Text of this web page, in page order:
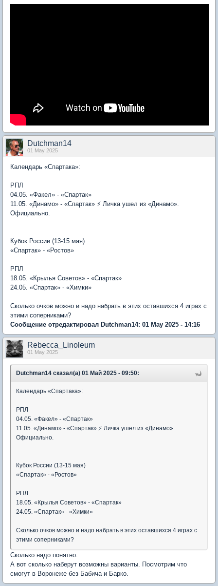
Dutchman14
01 May 2025
Календарь «Спартака»:
РПЛ
04.05. «Факел» - «Спартак»
11.05. «Динамо» - «Спартак» ⚡️ Личка ушел из «Динамо».
Официально.
Кубок России (13-15 мая)
«Спартак» - «Ростов»
РПЛ
18.05. «Крылья Советов» - «Спартак»
24.05. «Спартак» - «Химки»
Сколько очков можно и надо набрать в этих оставшихся 4 играх с
этими соперниками?
Сообщение отредактировал Dutchman14: 01 May 2025 - 14:16
Rebecca_Linoleum
01 May 2025
Dutchman14 сказал(а) 01 Май 2025 - 09:50:
Календарь «Спартака»:
РПЛ
04.05. «Факел» - «Спартак»
11.05. «Динамо» - «Спартак» ⚡️ Личка ушел из «Динамо».
Официально.
Кубок России (13-15 мая)
«Спартак» - «Ростов»
РПЛ
18.05. «Крылья Советов» - «Спартак»
24.05. «Спартак» - «Химки»
Сколько очков можно и надо набрать в этих оставшихся 4 играх с
этими соперниками?
Сколько надо понятно.
А вот сколько наберут возможны варианты. Посмотрим что
смогут в Воронеже без Бабича и Барко.